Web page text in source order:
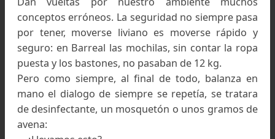
Primer vadeo del Rio de las Peñas
El equipo común también nos permitió ese
que tanto nos gusta, tener todo lo necesario